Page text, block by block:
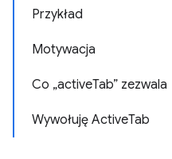
Przykład
Motywacja
Co „activeTab” zezwala
Wywołuję ActiveTab